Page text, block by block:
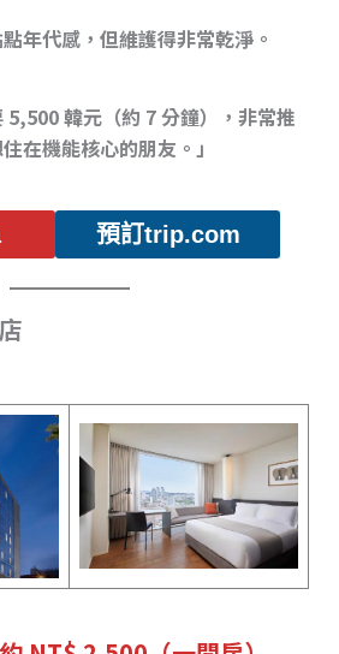
年代感，但維護得非常乾淨。
5,500 韓元（約 7 分鐘），非常推
在機能核心的朋友。」
預訂trip.com